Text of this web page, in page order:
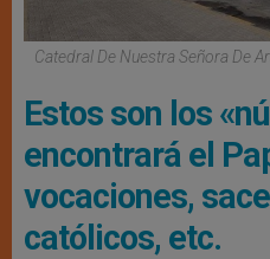
Catedral De Nuestra Señora De
Estos son los
encontrará el
vocaciones,
católicos, etc.